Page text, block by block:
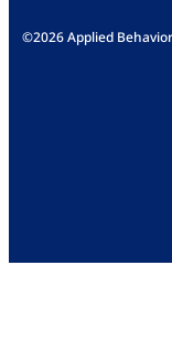
©2026 Applied